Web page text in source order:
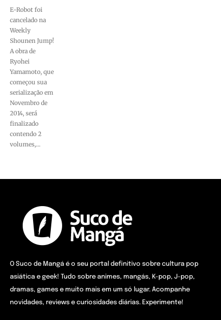
E-Robot foi
cancelado na
Weekly
Shounen Jump!
A obra de
Ryohei
Yamamoto, que
começou sua
serialização em
Novembro de
2014, será
finalizado
contendo 2
volumes,...
O Suco de Mangá é o seu portal definitivo sobre cultura pop
asiática e geek! Tudo sobre animes, mangás, K-pop, J-pop,
dramas, games e muito mais em um só lugar. Acompanhe
novidades, reviews e curiosidades diárias. Experimente!